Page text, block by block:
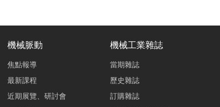
機械脈動
焦點報導
最新課程
近期展覽、研討會
機械工業雜誌
當期雜誌
歷史雜誌
訂購雜誌